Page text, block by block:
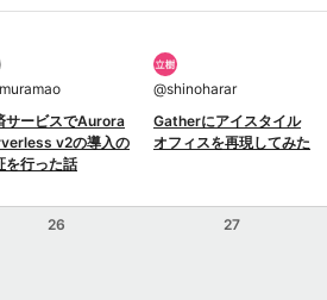
サービスでAurora
v2の導入の
を行った話
@shinoharar
Gatherにアイスタイル
オフィスを再現してみた
26 27